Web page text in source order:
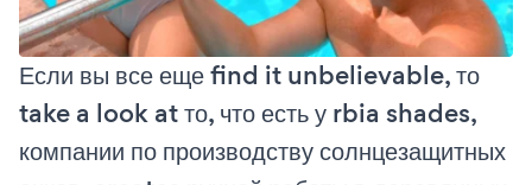
Если вы все еще find it unbelievable, то
take a look at то, что есть у rbia shades,
компании по производству солнцезащитных